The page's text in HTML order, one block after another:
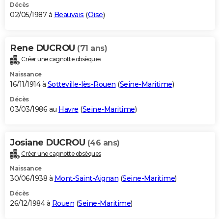
Décès
02/05/1987 à Beauvais (Oise)
Rene DUCROU (71 ans)
Créer une cagnotte obsèques
Naissance
16/11/1914 à Sotteville-lès-Rouen (Seine-Maritime)
Décès
03/03/1986 au Havre (Seine-Maritime)
Josiane DUCROU (46 ans)
Créer une cagnotte obsèques
Naissance
30/06/1938 à Mont-Saint-Aignan (Seine-Maritime)
Décès
26/12/1984 à Rouen (Seine-Maritime)